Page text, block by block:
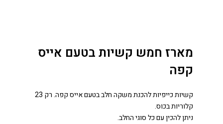
מארז חמש קשיות בטעם אייס
קפה
קשיות כייפיות להכנת משקה חלב בטעם אייס קפה. רק 23
קלוריות בכוס.
ניתן להכין עם כל סוגי החלב.